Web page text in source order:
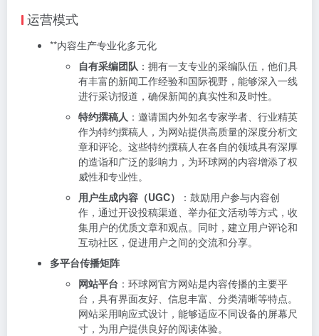
运营模式
**内容生产专业化多元化
自有采编团队 ：拥有一支专业的采编队伍，他们具
有丰富的新闻工作经验和国际视野，能够深入一线
进行采访报道，确保新闻的真实性和及时性。
特约撰稿人 ：邀请国内外知名专家学者、行业精英
作为特约撰稿人，为网站提供高质量的深度分析文
章和评论。这些特约撰稿人在各自的领域具有深厚
的造诣和广泛的影响力，为环球网的内容增添了权
威性和专业性。
用户生成内容（UGC）
：鼓励用户参与内容创
作，通过开设投稿渠道、举办征文活动等方式，收
集用户的优质文章和观点。同时，建立用户评论和
互动社区，促进用户之间的交流和分享。
多平台传播矩阵
网站平台 ：环球网官方网站是内容传播的主要平
台，具有界面友好、信息丰富、分类清晰等特点。
网站采用响应式设计，能够适应不同设备的屏幕尺
寸，为用户提供良好的阅读体验。